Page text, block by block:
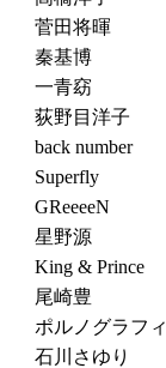
菅田将暉
秦基博
一青窈
荻野目洋子
back number
Superfly
GReeeeN
星野源
King & Prince
尾崎豊
ポルノグラフ
石川さゆり